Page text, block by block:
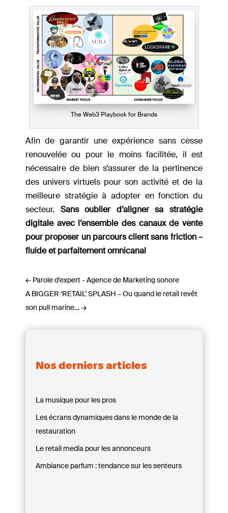
The Web3 Playbook for Brands
Afin de garantir une expérience sans cesse
renouvelée ou pour le moins facilitée, il est
nécessaire de bien s’assurer de la pertinence
des univers virtuels pour son activité et de la
meilleure stratégie à adopter en fonction du
secteur. Sans oublier d’aligner sa stratégie
digitale avec l’ensemble des canaux de vente
pour proposer un parcours client sans friction –
fluide et parfaitement omnicanal
← Parole d'expert - Agence de Marketing sonore
A BIGGER ‘RETAIL’ SPLASH – Ou quand le retail revêt
son pull marine…→
Nos derniers articles
La musique pour les pros
Les écrans dynamiques dans le monde de la
restauration
Le retail media pour les annonceurs
Ambiance parfum : tendance sur les senteurs